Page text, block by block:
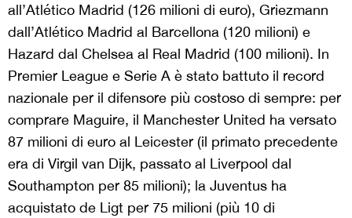
all’Atlético Madrid (126 milioni di euro), Griezmann
dall’Atlético Madrid al Barcellona (120 milioni) e
Hazard dal Chelsea al Real Madrid (100 milioni). In
Premier League e Serie A è stato battuto il record
nazionale per il difensore più costoso di sempre: per
comprare Maguire, il Manchester United ha versato
87 milioni di euro al Leicester (il primato precedente
era di Virgil van Dijk, passato al Liverpool dal
Southampton per 85 milioni); la Juventus ha
acquistato de Ligt per 75 milioni (più 10 di